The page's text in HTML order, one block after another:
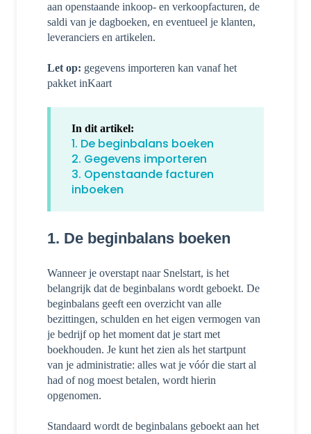
aan openstaande inkoop- en verkoopfacturen, de
saldi van je dagboeken, en eventueel je klanten,
leveranciers en artikelen.
Let op: gegevens importeren kan vanaf het
pakket inKaart
In dit artikel:
1. De beginbalans boeken
2. Gegevens importeren
3. Openstaande facturen
inboeken
1. De beginbalans boeken
Wanneer je overstapt naar Snelstart, is het
belangrijk dat de beginbalans wordt geboekt. De
beginbalans geeft een overzicht van alle
bezittingen, schulden en het eigen vermogen van
je bedrijf op het moment dat je start met
boekhouden. Je kunt het zien als het startpunt
van je administratie: alles wat je vóór die start al
had of nog moest betalen, wordt hierin
opgenomen.
Standaard wordt de beginbalans geboekt aan het